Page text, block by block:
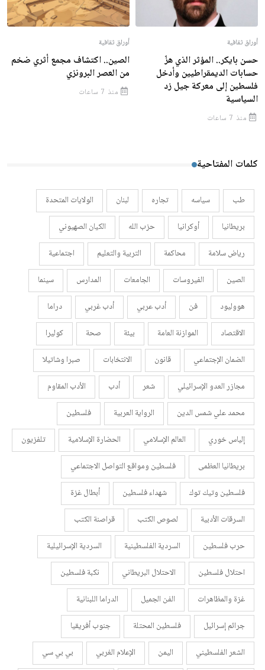
أوراق ثقافية
حسن بايكر.. المؤثر الذي هزّ
حسابات الديمقراطيين وأدخل
فلسطين إلى معركة جيل زد
السياسية
منذ 7 ساعات
أوراق ثقافية
الصين.. اكتشاف مجمع أثري ضخم
من العصر البرونزي
منذ 7 ساعات
كلمات المفتاحية
طب سياسه تجاره لبنان
الولايات المتحدة
بريطانيا
أوكرانيا حزب الله
الكيان الصهيوني
رياض سلامة
محاكمة التربية والتعليم
اجتماعية
الصين
الفيروسات الجامعات المدارس
سينما
هووليود
فن أدب عربي أدب غربي
دراما
الاقتصاد
الموازنة العامة بيئة صحة
كوليرا
الضمان الإجتماعي
قانون الانتخابات
صبرا وشاتيلا
مجازر العدو الإسرائيلي
شعر أدب
الأدب المقاوم
محمد علي شمس الدين
الرواية العربية
فلسطين
إلياس خوري
العالم الإسلامي الحضارة الإسلامية
تلفزيون
بريطانيا العظمى
فلسطين ومواقع التواصل الاجتماعي
فلسطين وتيك توك
شهداء فلسطين
أبطال غزة
السرقات الأدبية
لصوص الكتب
قراصنة الكتب
حرب فلسطين
السردية الفلسطينية
السردية الإسرائيلية
احتلال فلسطين
الاحتلال البريطاني
نكبة فلسطين
غزة والمظاهرات
الفن الجميل
الدراما اللبنانية
جرائم إسرائيل
فلسطين المحتلة
جنوب أفريقيا
الشعر الفلسطيني
اليمن الإعلام الغربي
بي بي سي